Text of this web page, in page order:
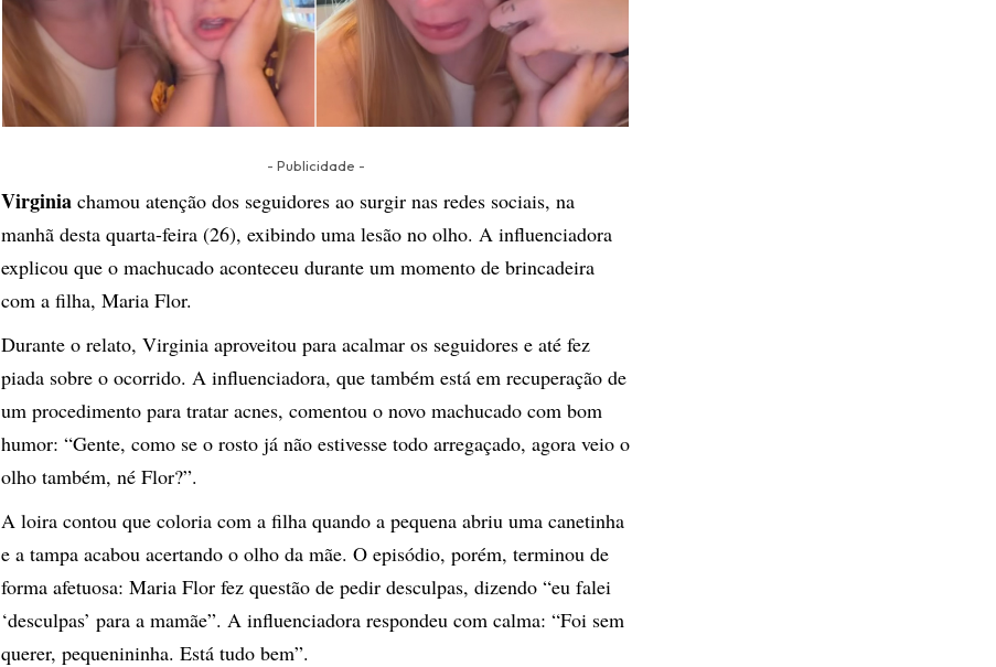
- Publicidade -
Virginia chamou atenção dos seguidores ao surgir nas redes sociais, na
manhã desta quarta-feira (26), exibindo uma lesão no olho. A influenciadora
explicou que o machucado aconteceu durante um momento de brincadeira
com a filha, Maria Flor.
Durante o relato, Virginia aproveitou para acalmar os seguidores e até fez
piada sobre o ocorrido. A influenciadora, que também está em recuperação de
um procedimento para tratar acnes, comentou o novo machucado com bom
humor: “Gente, como se o rosto já não estivesse todo arregaçado, agora veio o
olho também, né Flor?”.
A loira contou que coloria com a filha quando a pequena abriu uma canetinha
e a tampa acabou acertando o olho da mãe. O episódio, porém, terminou de
forma afetuosa: Maria Flor fez questão de pedir desculpas, dizendo “eu falei
‘desculpas’ para a mamãe”. A influenciadora respondeu com calma: “Foi sem
querer, pequenininha. Está tudo bem”.